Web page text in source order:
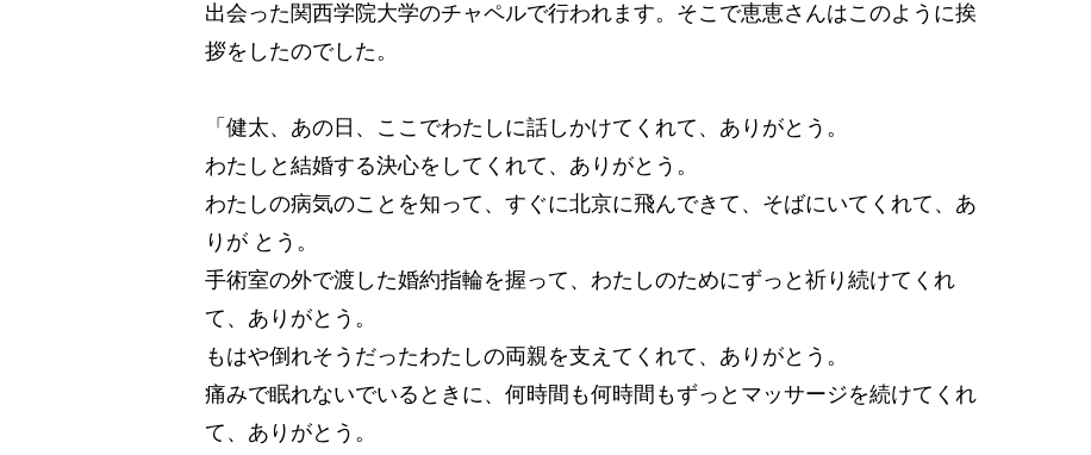
出会った関西学院大学のチャペルで行われます。そこで恵恵さんはこのように挨
拶をしたのでした。
「健太、あの日、ここでわたしに話しかけてくれて、ありがとう。
わたしと結婚する決心をしてくれて、ありがとう。
わたしの病気のことを知って、すぐに北京に飛んできて、そばにいてくれて、あ
りが とう。
手術室の外で渡した婚約指輪を握って、わたしのためにずっと祈り続けてくれ
て、ありがとう。
もはや倒れそうだったわたしの両親を支えてくれて、ありがとう。
痛みで眠れないでいるときに、何時間も何時間もずっとマッサージを続けてくれ
て、ありがとう。